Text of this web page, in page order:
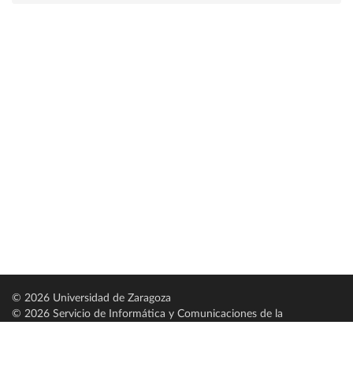
© 2026 Universidad de Zaragoza
© 2026 Servicio de Informática y Comunicaciones de la